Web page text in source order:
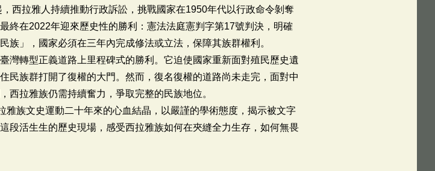
西拉雅人持續推動行政訴訟，挑戰國家在1950年代以行政命令剝奪
終在2022年迎來歷史性的勝利：憲法法庭憲判字第17號判決，明確
」，國家必須在三年內完成修法或立法，保障其族群權利。
灣轉型正義道路上里程碑式的勝利。它迫使國家重新面對殖民歷史遺
民族群打開了復權的大門。然而，復名復權的道路尚未走完，面對中
西拉雅族仍需持續奮力，爭取完整的民族地位。
雅族文史運動二十年來的心血結晶，以嚴謹的學術態度，揭示被文字
段活生生的歷史現場，感受西拉雅族如何在夾縫全力生存，如何無畏